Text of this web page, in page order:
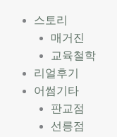
스토리
매거진
교육철학
리얼후기
어썸기타
판교점
선릉점